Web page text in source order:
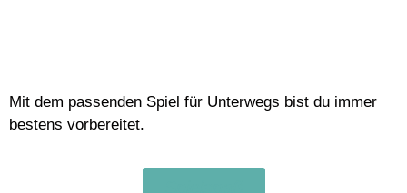
Mit dem passenden Spiel für Unterwegs bist du immer
bestens vorbereitet.